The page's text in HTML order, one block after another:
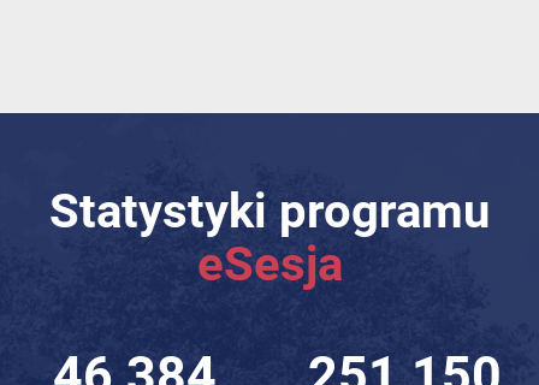
Statystyki programu
eSesja